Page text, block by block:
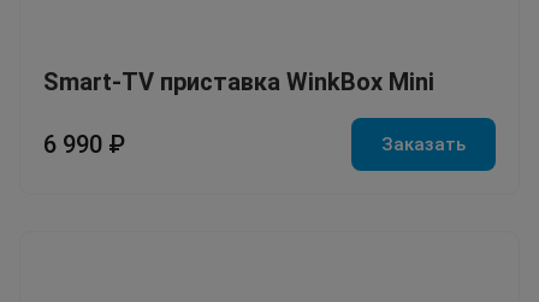
Smart-TV приставка WinkBox Mini
6 990 ₽ Заказать